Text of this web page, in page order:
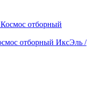
отборный ИксЭль /